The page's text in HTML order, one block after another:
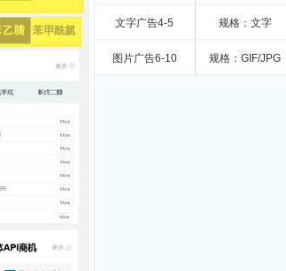
文字广告4-5 规格：文字
图片广告6-10 规格：GIF/JPG